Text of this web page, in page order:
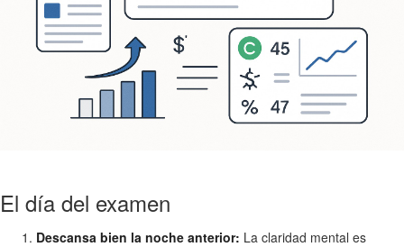
El día del examen
Descansa bien la noche anterior: La claridad mental es